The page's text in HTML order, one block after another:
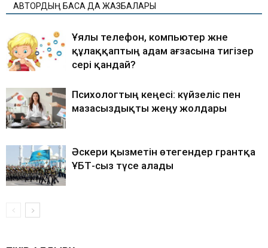
АВТОРДЫҢ БАСҚА ДА ЖАЗБАЛАРЫ
Ұялы телефон, компьютер және
құлаққаптың адам ағзасына тигізер
әсері қандай?
Психологтың кеңесі: күйзеліс пен
мазасыздықты жеңу жолдары
Әскери қызметін өтегендер грантқа
ҰБТ-сыз түсе алады